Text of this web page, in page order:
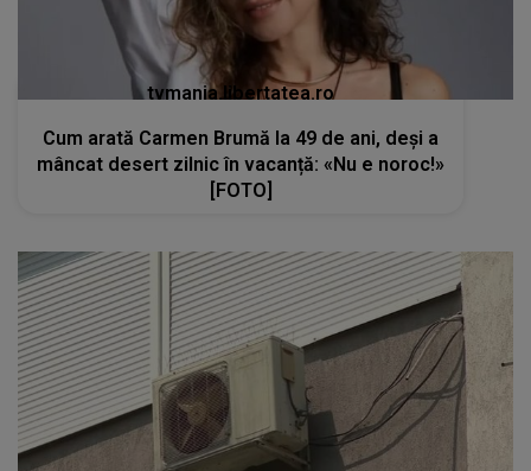
tvmania.libertatea.ro
Cum arată Carmen Brumă la 49 de ani, deși a
mâncat desert zilnic în vacanță: «Nu e noroc!»
[FOTO]